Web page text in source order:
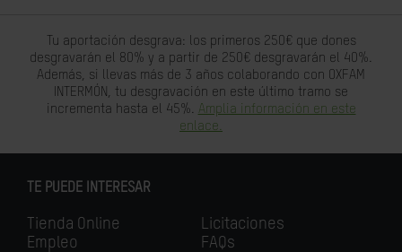
Tu aportación desgrava: los primeros 250€ que dones
desgravarán el 80% y a partir de 250€ desgravarán el 40%.
Además, si llevas más de 3 años colaborando con OXFAM
INTERMÓN, tu desgravación en este último tramo se
incrementa hasta el 45%. Amplia información en este
enlace.
TE PUEDE INTERESAR
Tienda Online
Empleo
Licitaciones
FAQs